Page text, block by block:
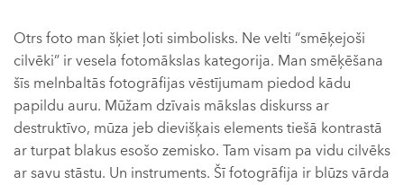
Otrs foto man šķiet ļoti simbolisks. Ne velti “smēķejoši
cilvēki” ir vesela fotomākslas kategorija. Man smēķēšana
šīs melnbaltās fotogrāfijas vēstījumam piedod kādu
papildu auru. Mūžam dzīvais mākslas diskurss ar
destruktīvo, mūza jeb dievišķais elements tiešā kontrastā
ar turpat blakus esošo zemisko. Tam visam pa vidu cilvēks
ar savu stāstu. Un instruments. Šī fotogrāfija ir blūzs vārda